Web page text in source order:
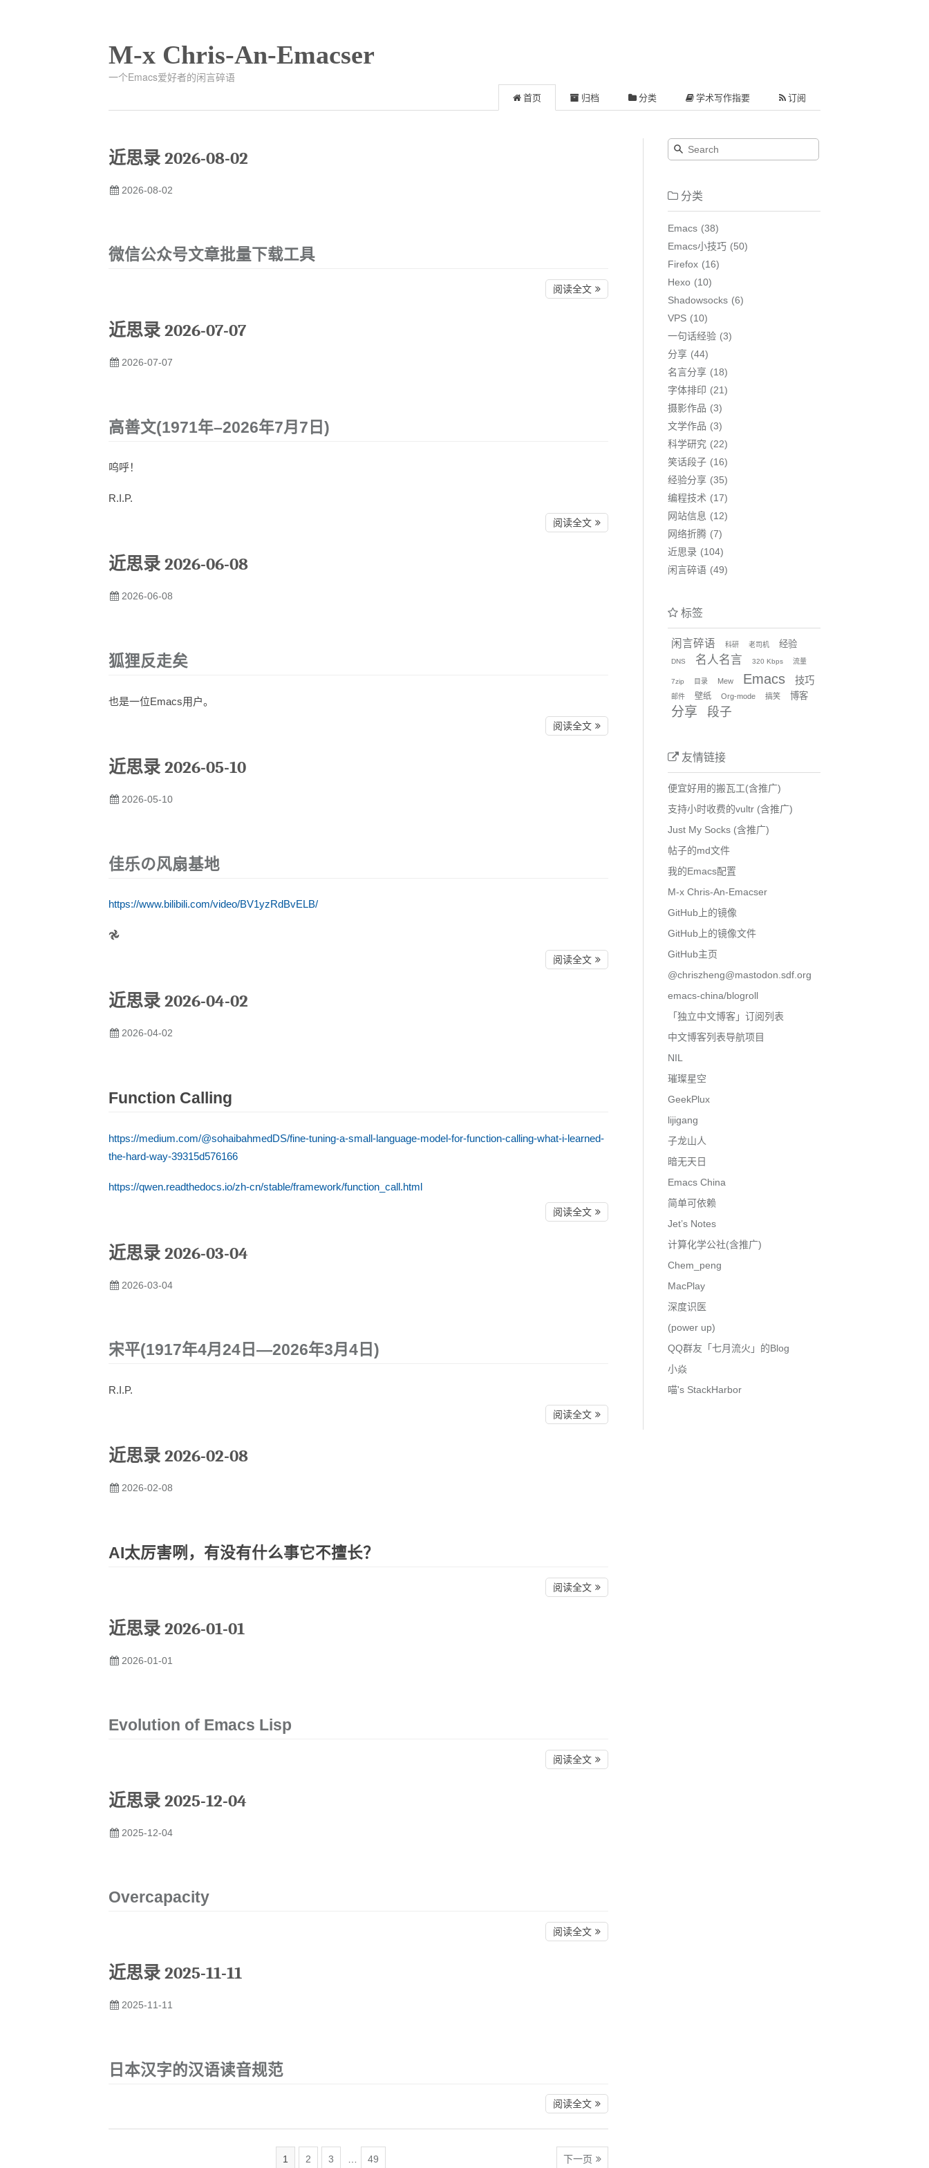
M-x Chris-An-Emacser
一个Emacs爱好者的闲言碎语
首页 归档 分类 学术写作指要 订阅
近思录 2026-08-02
2026-08-02
微信公众号文章批量下载工具
阅读全文
近思录 2026-07-07
2026-07-07
高善文(1971年–2026年7月7日)
呜呼！
R.I.P.
阅读全文
近思录 2026-06-08
2026-06-08
狐狸反走矣
也是一位Emacs用户。
阅读全文
近思录 2026-05-10
2026-05-10
佳乐の风扇基地
https://www.bilibili.com/video/BV1yzRdBvELB/
𖣘
阅读全文
近思录 2026-04-02
2026-04-02
Function Calling
https://medium.com/@sohaibahmedDS/fine-tuning-a-small-language-model-for-function-calling-what-i-learned-
the-hard-way-39315d576166
https://qwen.readthedocs.io/zh-cn/stable/framework/function_call.html
阅读全文
近思录 2026-03-04
2026-03-04
宋平(1917年4月24日—2026年3月4日)
R.I.P.
阅读全文
近思录 2026-02-08
2026-02-08
AI太厉害咧，有没有什么事它不擅长？
阅读全文
近思录 2026-01-01
2026-01-01
Evolution of Emacs Lisp
阅读全文
近思录 2025-12-04
2025-12-04
Overcapacity
阅读全文
近思录 2025-11-11
2025-11-11
日本汉字的汉语读音规范
阅读全文
1 2 3 … 49 下一页
分类
Emacs
38
Emacs小技巧
50
Firefox
16
Hexo
10
Shadowsocks
6
VPS
10
一句话经验
3
分享
44
名言分享
18
字体排印
21
摄影作品
3
文学作品
3
科学研究
22
笑话段子
16
经验分享
35
编程技术
17
网站信息
12
网络折腾
7
近思录
104
闲言碎语
49
标签
闲言碎语 科研 老司机 经验
DNS 名人名言 320 Kbps 流量
7zip 目录 Mew Emacs 技巧
邮件 壁纸 Org-mode 搞笑 博客
分享 段子
友情链接
便宜好用的搬瓦工(含推广)
支持小时收费的vultr (含推广)
Just My Socks (含推广)
帖子的md文件
我的Emacs配置
M-x Chris-An-Emacser
GitHub上的镜像
GitHub上的镜像文件
GitHub主页
@chriszheng@mastodon.sdf.org
emacs-china/blogroll
「独立中文博客」订阅列表
中文博客列表导航项目
NIL
璀璨星空
GeekPlux
lijigang
子龙山人
暗无天日
Emacs China
简单可依赖
Jet’s Notes
计算化学公社(含推广)
Chem_peng
MacPlay
深度识医
(power up)
QQ群友「七月流火」的Blog
小焱
喵's StackHarbor